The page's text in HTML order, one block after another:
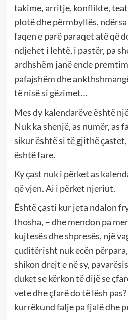
takime, arritje, konflikte,
plotë dhe përmbyllës,
faqen e parë paraqet atë që
ndjehet i lehtë, i pastër, pa
ardhshëm janë ende
pafajshëm dhe
të nisë si gëzimet…
Mes dy kalendarëve është
Nuk ka shenjë, as numër, as
sikur është si të gjithë
është fare.
Ky çast nuk i përket as
që vjen. Ai i përket njeriut.
Është çasti kur jeta ndalon
thosha, – dhe mendon pa
kujtesës dhe shpresës, një
çuditërisht nuk ecën
shikon drejt e në sy,
duket se kërkon të dijë se
vete dhe çfarë do të lësh
kurrëkund falje pa fjalë dhe